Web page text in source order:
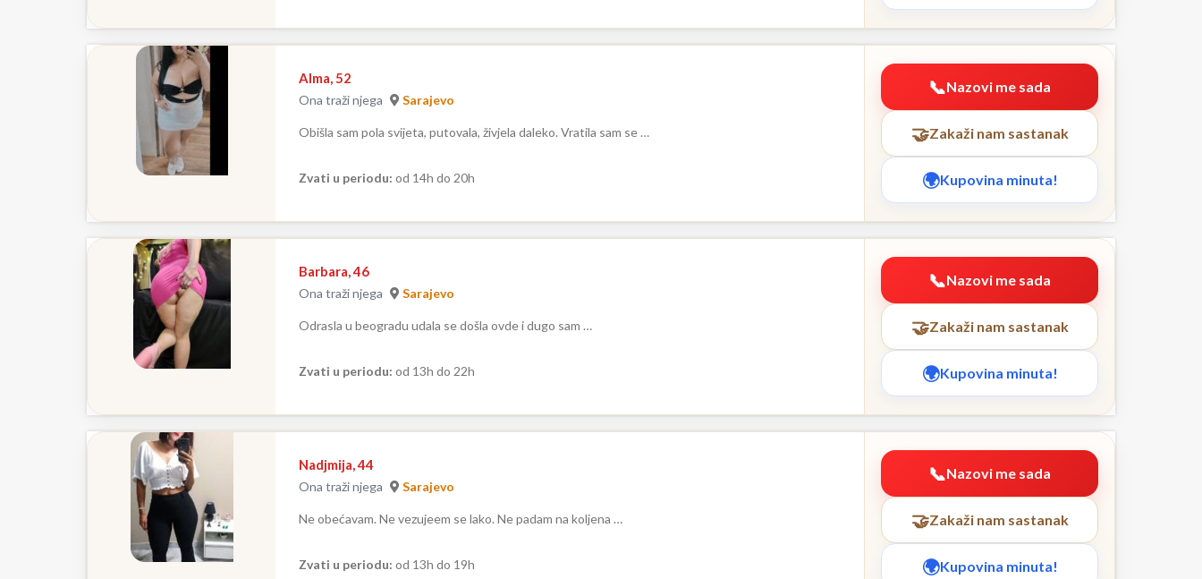
Alma, 52
Ona traži njega Sarajevo
Obišla sam pola svijeta, putovala, živjela daleko. Vratila sam se …
Zvati u periodu: od 14h do 20h
Nazovi me sada
Zakaži nam sastanak
Kupovina minuta!
Barbara, 46
Ona traži njega Sarajevo
Odrasla u beogradu udala se došla ovde i dugo sam …
Zvati u periodu: od 13h do 22h
Nazovi me sada
Zakaži nam sastanak
Kupovina minuta!
Nadjmija, 44
Ona traži njega Sarajevo
Ne obećavam. Ne vezujeem se lako. Ne padam na koljena …
Zvati u periodu: od 13h do 19h
Nazovi me sada
Zakaži nam sastanak
Kupovina minuta!